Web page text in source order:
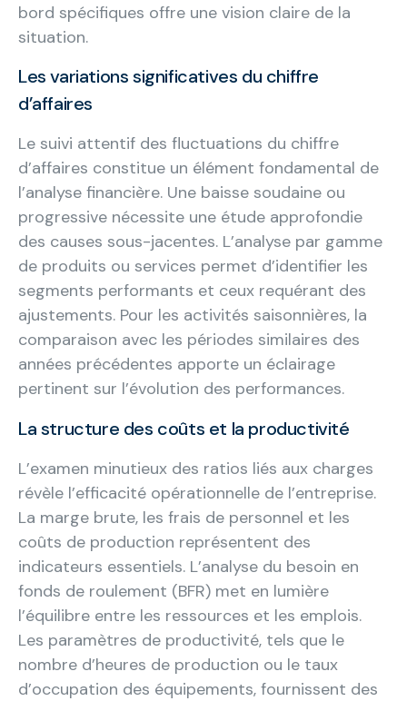
bord spécifiques offre une vision claire de la
situation.
Les variations significatives du chiffre
d’affaires
Le suivi attentif des fluctuations du chiffre
d’affaires constitue un élément fondamental de
l’analyse financière. Une baisse soudaine ou
progressive nécessite une étude approfondie
des causes sous-jacentes. L’analyse par gamme
de produits ou services permet d’identifier les
segments performants et ceux requérant des
ajustements. Pour les activités saisonnières, la
comparaison avec les périodes similaires des
années précédentes apporte un éclairage
pertinent sur l’évolution des performances.
La structure des coûts et la productivité
L’examen minutieux des ratios liés aux charges
révèle l’efficacité opérationnelle de l’entreprise.
La marge brute, les frais de personnel et les
coûts de production représentent des
indicateurs essentiels. L’analyse du besoin en
fonds de roulement (BFR) met en lumière
l’équilibre entre les ressources et les emplois.
Les paramètres de productivité, tels que le
nombre d’heures de production ou le taux
d’occupation des équipements, fournissent des